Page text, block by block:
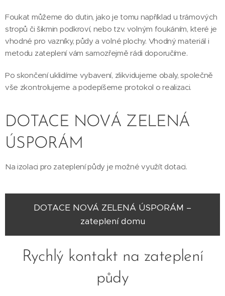
Foukat můžeme do dutin, jako je tomu například u trámových
stropů či šikmin podkroví, nebo tzv. volným foukáním, které je
vhodné pro vazníky, půdy a volné plochy. Vhodný materiál i
metodu zateplení vám samozřejmě rádi doporučíme.
Po skončení uklidíme vybavení, zlikvidujeme obaly, společně
vše zkontrolujeme a podepíšeme protokol o realizaci.
DOTACE NOVÁ ZELENÁ
ÚSPORÁM
Na izolaci pro zateplení půdy je možné využít dotaci.
DOTACE NOVÁ ZELENÁ ÚSPORÁM –
zateplení domu
Rychlý kontakt na zateplení
půdy